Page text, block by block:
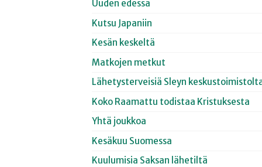
Uuden edessä
Kutsu Japaniin
Kesän keskeltä
Matkojen metkut
Lähetysterveisiä Sleyn
Koko Raamattu todistaa Kristuksesta
Yhtä joukkoa
Kesäkuu Suomessa
Kuulumisia Saksan lähetiltä